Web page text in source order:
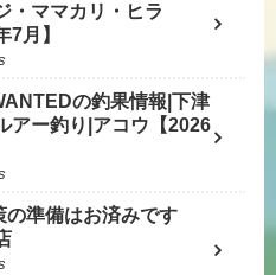
・ママカリ・ヒラ
7月】
の釣果情報|下津
アー釣り|アコウ【2026
の準備はお済みです